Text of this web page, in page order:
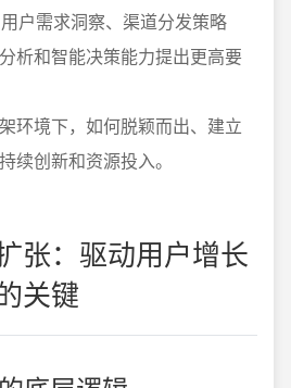
户需求洞察、渠道分发策略
析和智能决策能力提出更高要
环境下，如何脱颖而出、建立
续创新和资源投入。
张：驱动用户增长
关键